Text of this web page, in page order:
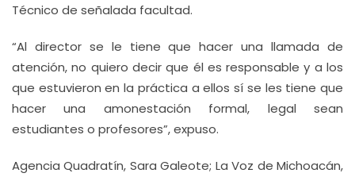
Técnico de señalada facultad.
“Al director se le tiene que hacer una llamada de
atención, no quiero decir que él es responsable y a los
que estuvieron en la práctica a ellos sí se les tiene que
hacer una amonestación formal, legal sean
estudiantes o profesores”, expuso.
Agencia Quadratín, Sara Galeote; La Voz de Michoacán,